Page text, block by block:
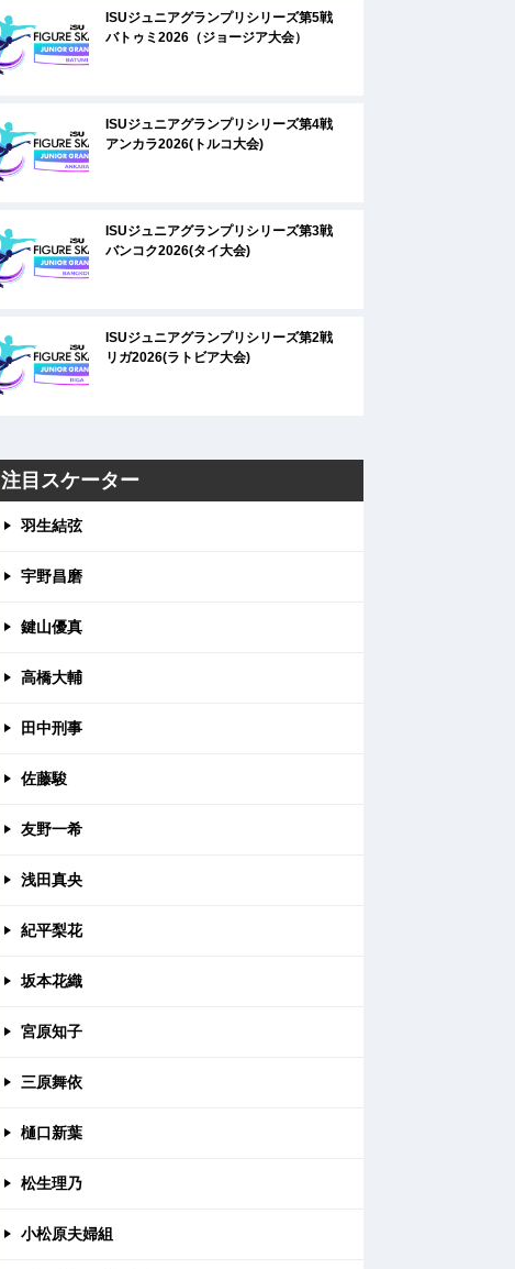
ISUジュニアグランプリシリーズ第5戦
バトゥミ2026（ジョージア大会）
ISUジュニアグランプリシリーズ第4戦
アンカラ2026(トルコ大会)
ISUジュニアグランプリシリーズ第3戦
バンコク2026(タイ大会)
ISUジュニアグランプリシリーズ第2戦
リガ2026(ラトビア大会)
注目スケーター
羽生結弦
宇野昌磨
鍵山優真
高橋大輔
田中刑事
佐藤駿
友野一希
浅田真央
紀平梨花
坂本花織
宮原知子
三原舞依
樋口新葉
松生理乃
小松原夫婦組